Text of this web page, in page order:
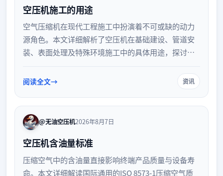
空压机施工的用途
空气压缩机在现代工程施工中扮演着不可或缺的动力
源角色。本文详细解析了空压机在基础建设、管道安
装、表面处理及特殊环境施工中的具体用途，探讨其
效率与工程质量，为工程管理人员提供设备应用参
阅读全文 资讯
@无油空压机2026年8月7日
空压机含油量标准
压缩空气中的含油量直接影响终端产品质量与设备寿
命。本文详细解读国际通用的ISO 8573-1压缩空气质